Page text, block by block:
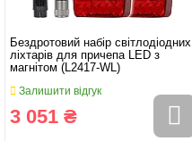
Бездротовий набір світлодіодних
ліхтарів для причепа LED з
магнітом (L2417-WL)
Залишити відгук
3 051 ₴